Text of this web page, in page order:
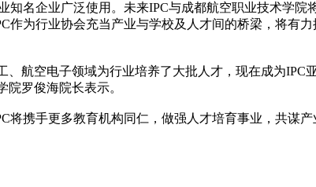
知名企业广泛使用。未来IPC与成都航空职业技术学
为行业协会充当产业与学校及人才间的桥梁，将有
航空电子领域为行业培养了大批人才，现在成为
罗俊海院长表示。
携手更多教育机构同仁，做强人才培育事业，共谋产